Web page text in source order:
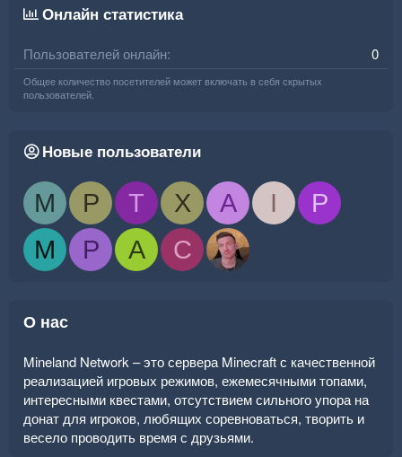
Онлайн статистика
Пользователей онлайн 0
Общее количество посетителей может включать в себя скрытых
пользователей.
Новые пользователи
M P T X A I
P
M
P A C
О нас
Mineland Network – это сервера Minecraft с качественной
реализацией игровых режимов, ежемесячными топами,
интересными квестами, отсутствием сильного упора на
донат для игроков, любящих соревноваться, творить и
весело проводить время с друзьями.